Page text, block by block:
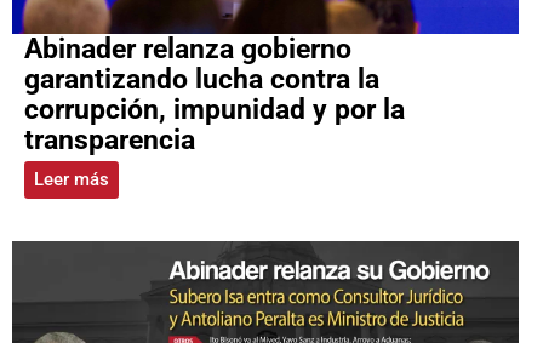
Abinader relanza gobierno
garantizando lucha contra la
corrupción, impunidad y por la
transparencia
Leer más